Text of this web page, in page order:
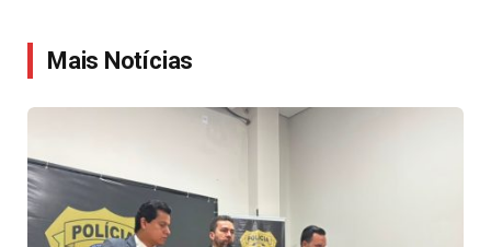
Mais Notícias